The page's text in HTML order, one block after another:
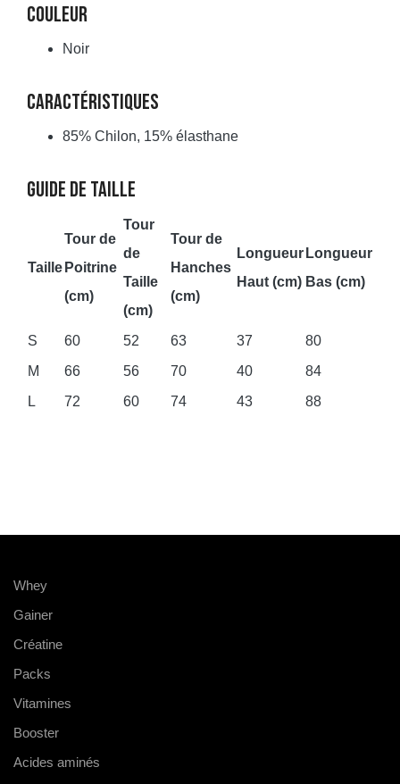
COULEUR
Noir
CARACTÉRISTIQUES
85% Chilon, 15% élasthane
GUIDE DE TAILLE
Taille
Tour de
Poitrine
(cm)
Tour
de
Taille
(cm)
Tour de
Hanches
(cm)
Longueur
Haut (cm)
Longueur
Bas (cm)
S 60 52 63 37
80
M
66 56 70 40
84
L
72 60 74 43 88
Whey
Gainer
Créatine
Packs
Vitamines
Booster
Acides aminés